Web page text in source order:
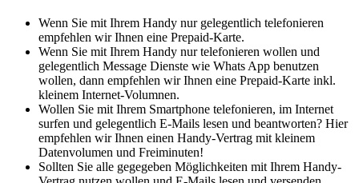
Wenn Sie mit Ihrem Handy nur gelegentlich telefonieren
empfehlen wir Ihnen eine Prepaid-Karte.
Wenn Sie mit Ihrem Handy nur telefonieren wollen und
gelegentlich Message Dienste wie Whats App benutzen
wollen, dann empfehlen wir Ihnen eine Prepaid-Karte inkl.
kleinem Internet-Volumnen.
Wollen Sie mit Ihrem Smartphone telefonieren, im Internet
surfen und gelegentlich E-Mails lesen und beantworten? Hier
empfehlen wir Ihnen einen Handy-Vertrag mit kleinem
Datenvolumen und Freiminuten!
Sollten Sie alle gegegeben Möglichkeiten mit Ihrem Handy-